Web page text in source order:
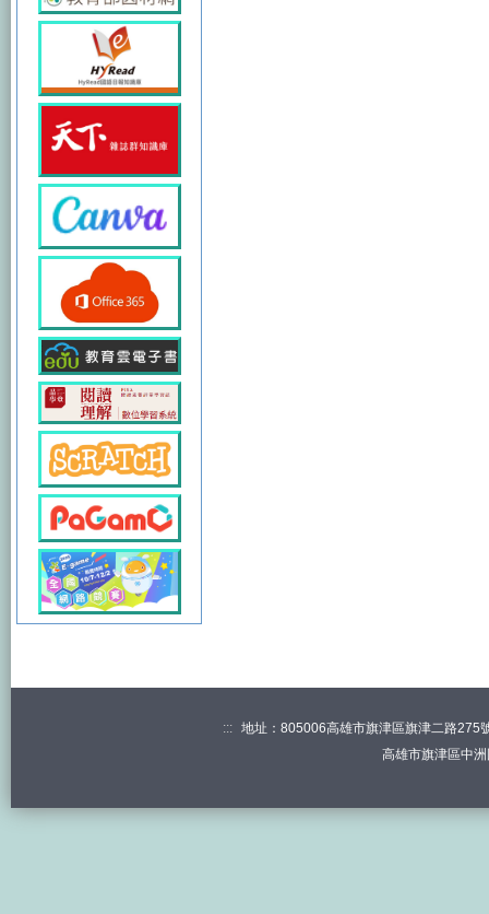
::: 地址：805006高雄市旗津區旗津二路
高雄市旗津區中